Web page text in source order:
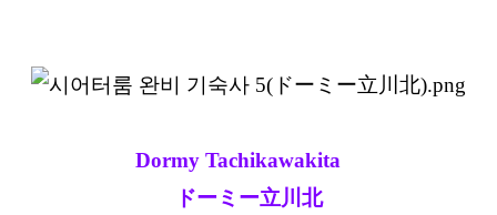
Dormy Tachikawakita
ドーミー立川北